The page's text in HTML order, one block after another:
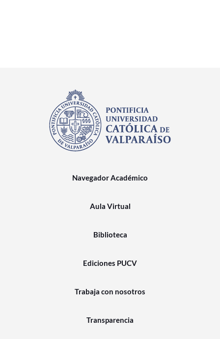
Navegador Académico
Aula Virtual
Biblioteca
Ediciones PUCV
Trabaja con nosotros
Transparencia